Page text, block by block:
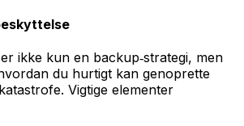
ikke kun en backup‑strategi, men
du hurtigt kan genoprette
Vigtige elementer